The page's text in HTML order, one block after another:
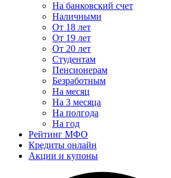
На банковский счет
Наличными
От 18 лет
От 19 лет
От 20 лет
Студентам
Пенсионерам
Безработным
На месяц
На 3 месяца
На полгода
На год
Рейтинг МФО
Кредиты онлайн
Акции и купоны